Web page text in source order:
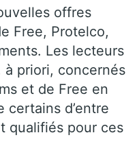
offres
Free, Protelco,
Les lecteurs
à priori, concernés
et de Free en
d’entre
qualifiés pour ces